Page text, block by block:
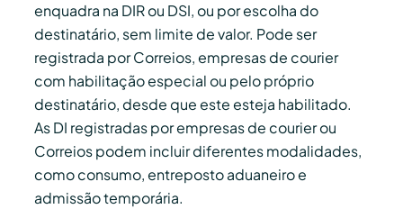
enquadra na DIR ou DSI, ou por escolha do
destinatário, sem limite de valor. Pode ser
registrada por Correios, empresas de courier
com habilitação especial ou pelo próprio
destinatário, desde que este esteja habilitado.
As DI registradas por empresas de courier ou
Correios podem incluir diferentes modalidades,
como consumo, entreposto aduaneiro e
admissão temporária.